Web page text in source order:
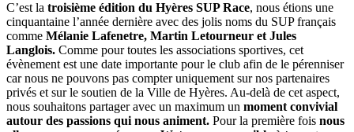
C’est la troisième édition du Hyères SUP Race, nous étions une
cinquantaine l’année dernière avec des jolis noms du SUP français
comme Mélanie Lafenetre, Martin Letourneur et Jules
Langlois. Comme pour toutes les associations sportives, cet
évènement est une date importante pour le club afin de le pérenniser
car nous ne pouvons pas compter uniquement sur nos partenaires
privés et sur le soutien de la Ville de Hyères. Au-delà de cet aspect,
nous souhaitons partager avec un maximum un moment convivial
autour des passions qui nous animent. Pour la première fois nous